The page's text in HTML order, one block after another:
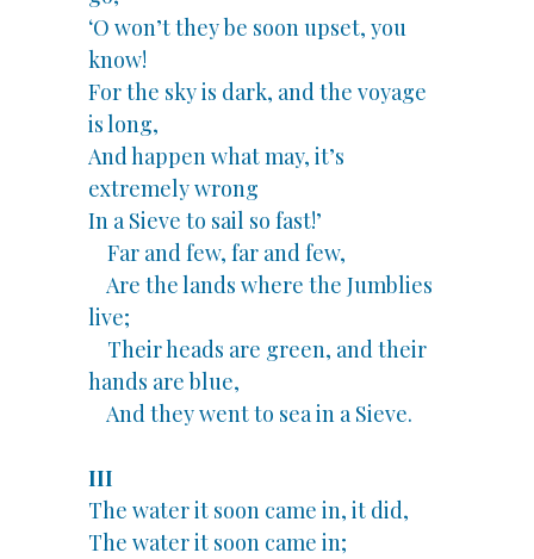
‘O won’t they be soon upset, you
know!
For the sky is dark, and the voyage
is long,
And happen what may, it’s
extremely wrong
In a Sieve to sail so fast!’
Far and few, far and few,
Are the lands where the Jumblies
live;
Their heads are green, and their
hands are blue,
And they went to sea in a Sieve.
III
The water it soon came in, it did,
The water it soon came in;